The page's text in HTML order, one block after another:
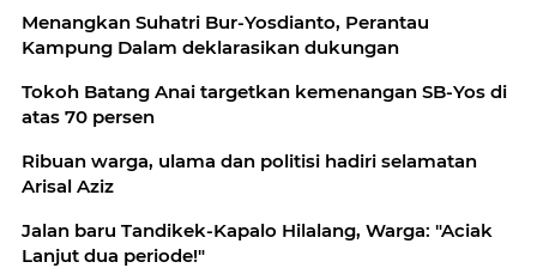
Menangkan Suhatri Bur-Yosdianto, Perantau
Kampung Dalam deklarasikan dukungan
Tokoh Batang Anai targetkan kemenangan SB-Yos di
atas 70 persen
Ribuan warga, ulama dan politisi hadiri selamatan
Arisal Aziz
Jalan baru Tandikek-Kapalo Hilalang, Warga: "Aciak
Lanjut dua periode!"